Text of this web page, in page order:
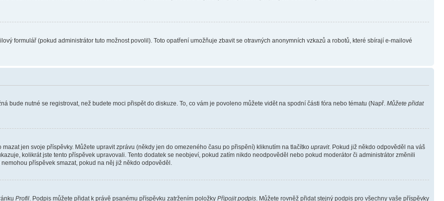
formulář (pokud administrátor tuto možnost povolil). Toto opatření umožňuje zbavit se otravných anonymních vzkazů a robotů, které sbírají e-mailové
bude nutné se registrovat, než budete moci přispět do diskuze. To, co vám je povoleno můžete vidět na spodní části fóra nebo tématu (Např. Můžete přidat
jen svoje příspěvky. Můžete upravit zprávu (někdy jen do omezeného času po přispění) kliknutím na tlačítko upravit. Pokud již někdo odpověděl na váš
kolikrát jste tento příspěvek upravovali. Tento dodatek se neobjeví, pokud zatím nikdo neodpověděl nebo pokud moderátor či administrátor změnili
příspěvek smazat, pokud na něj již někdo odpověděl.
Profil. Podpis můžete přidat k právě psanému příspěvku zatržením položky Připojit podpis. Můžete rovněž přidat stejný podpis pro všechny vaše příspěvky